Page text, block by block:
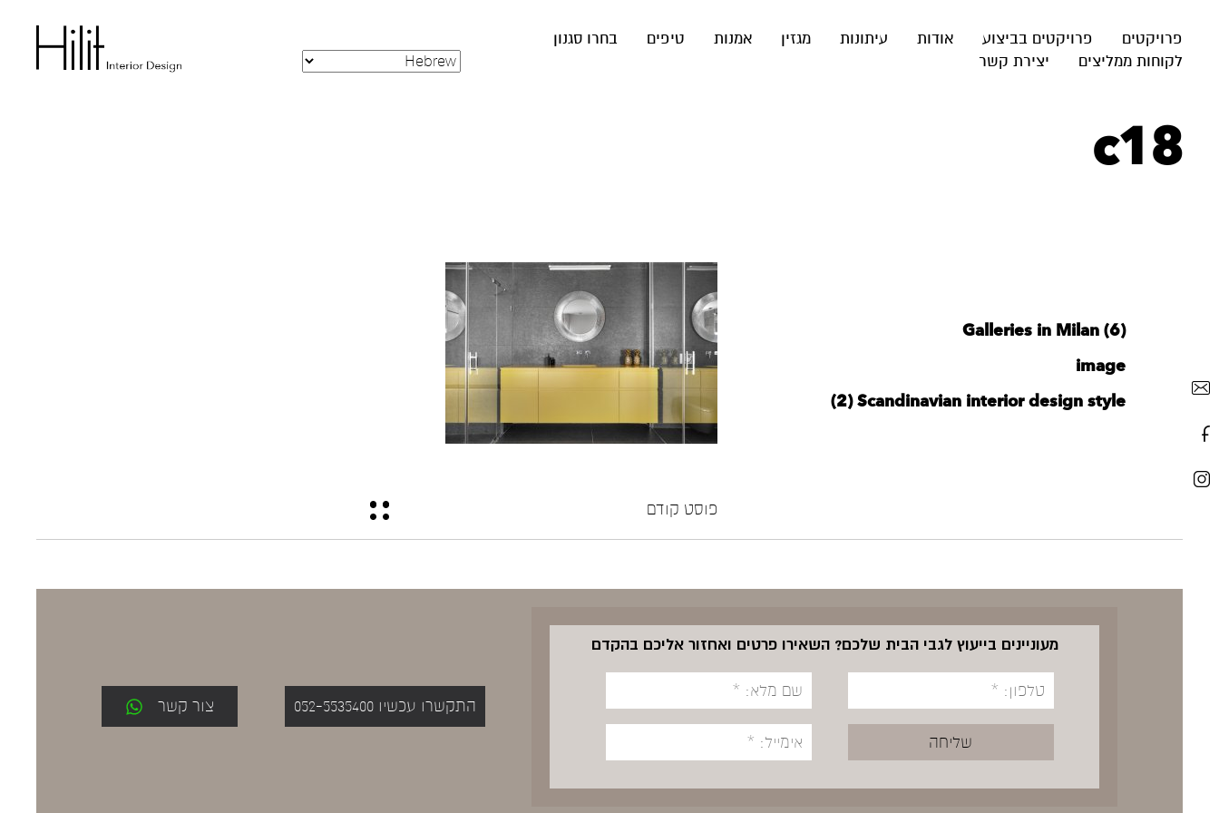
פרויקטים פרויקטים בביצוע אודות עיתונות מגזין אמנות טיפים
בחרו סגנון
לקוחות ממליצים
יצירת קשר
c18
Galleries in Milan (6)
image
‪Scandinavian interior design style‬‏ (2)
פוסט קודם
מעוניינים בייעוץ לגבי הבית שלכם? השאירו פרטים ואחזור אליכם בהקדם
התקשרו עכשיו 052-5535400 צור קשר